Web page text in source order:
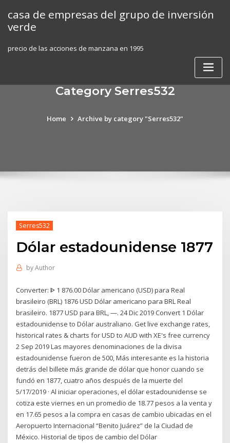
content
casa de empresas del grupo de inversión
verde
precio de las acciones de manzana en 1995
Category Serres532
Home Archive by category "Serres532"
Serres532
Dólar estadounidense 1877
byAuthor
Converter: ᐈ 1 876.00 Dólar americano (USD) para Real
brasileiro (BRL) 1876 USD Dólar americano para BRL Real
brasileiro. 1877 USD para BRL, —. 24 Dic 2019 Convert 1 Dólar
estadounidense to Dólar australiano. Get live exchange rates,
historical rates & charts for USD to AUD with XE's free currency
2 Sep 2019 Las mayores denominaciones de la divisa
estadounidense fueron de 500, Más interesante es la historia
detrás del billete más grande de dólar que honor cuando se
fundó en 1877, cuatro años después de la muerte del
5/17/2019 · Al iniciar operaciones, el dólar estadounidense se
cotiza este viernes en un promedio de 18.77 pesos a la venta y
en 17.65 pesos a la compra en casas de cambio ubicadas en el
Aeropuerto Internacional “Benito Juárez” de la Ciudad de
México. Historial de tipos de cambio del Dólar